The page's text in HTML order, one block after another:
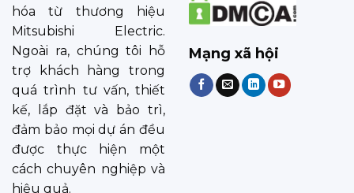
hóa từ thương hiệu
Mitsubishi Electric.
Ngoài ra, chúng tôi hỗ
trợ khách hàng trong
quá trình tư vấn, thiết
kế, lắp đặt và bảo trì,
đảm bảo mọi dự án đều
được thực hiện một
cách chuyên nghiệp và
hiệu quả.
Mạng xã hội